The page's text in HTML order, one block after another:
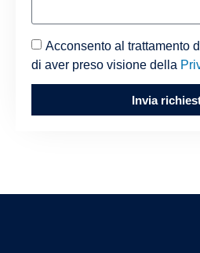
Acconsento al trattamento
di aver preso visione della
Invia